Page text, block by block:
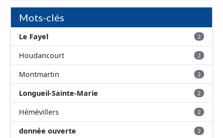
Mots-clés
Le Fayel 2
Houdancourt 2
Montmartin 2
Longueil-Sainte-Marie 2
Hémévillers 2
donnée ouverte 2